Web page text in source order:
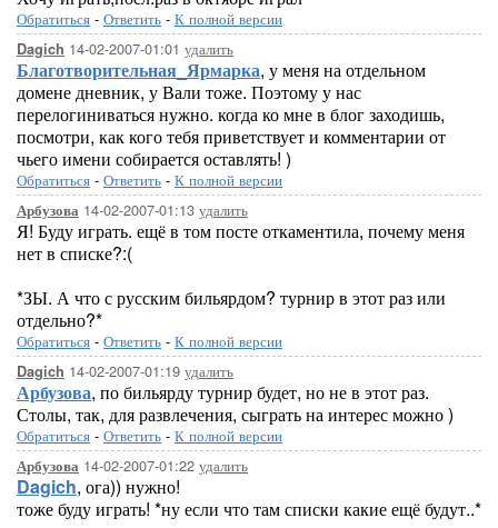
Обратиться - Ответить - К полной версии
Dagich 14-02-2007-01:01 удалить
Благотворительная_Ярмарка, у меня на отдельном
домене дневник, у Вали тоже. Поэтому у нас
перелогиниваться нужно. когда ко мне в блог заходишь,
посмотри, как кого тебя приветствует и комментарии от
чьего имени собирается оставлять! )
Обратиться - Ответить - К полной версии
Арбузова 14-02-2007-01:13 удалить
Я! Буду играть. ещё в том посте откаментила, почему меня
нет в списке?:(
*ЗЫ. А что с русским бильярдом? турнир в этот раз или
отдельно?*
Обратиться - Ответить - К полной версии
Dagich 14-02-2007-01:19 удалить
Арбузова, по бильярду турнир будет, но не в этот раз.
Столы, так, для развлечения, сыграть на интерес можно )
Обратиться - Ответить - К полной версии
Арбузова 14-02-2007-01:22 удалить
Dagich, ога)) нужно!
тоже буду играть! *ну если что там списки какие ещё будут..*